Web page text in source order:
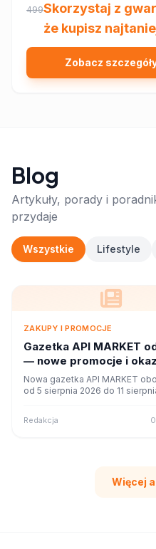
innym sklepie, Allegro zwróci
różnicy w cenie w formie
Sprawdź!
499Skorzystaj z
że kupisz
Zobacz
Blog
Artykuły, porady i
przydaje
Wszystkie Lifestyle
ZAKUPY I PROMOCJE
Gazetka API MARKET
— nowe promocje i
Sprawdź
Nowa gazetka API MARKET
od 5 sierpnia 2026 do 11
Redakcja
Więcej